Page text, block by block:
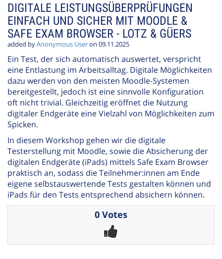
DIGITALE LEISTUNGSÜBERPRÜFUNGEN
EINFACH UND SICHER MIT MOODLE &
SAFE EXAM BROWSER - LOTZ & GÜERS
added byAnonymous Useron 09.11.2025
Ein Test, der sich automatisch auswertet, verspricht
eine Entlastung im Arbeitsalltag. Digitale Möglichkeiten
dazu werden von den meisten Moodle-Systemen
bereitgestellt, jedoch ist eine sinnvolle Konfiguration
oft nicht trivial. Gleichzeitig eröffnet die Nutzung
digitaler Endgeräte eine Vielzahl von Möglichkeiten zum
Spicken.
In diesem Workshop gehen wir die digitale
Testerstellung mit Moodle, sowie die Absicherung der
digitalen Endgeräte (iPads) mittels Safe Exam Browser
praktisch an, sodass die Teilnehmer:innen am Ende
eigene selbstauswertende Tests gestalten können und
iPads für den Tests entsprechend absichern können.
0 Votes